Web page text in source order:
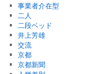
事業者介在型
二人
二段ベッド
井上芳雄
交流
京都
京都新聞